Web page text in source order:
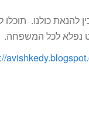
להנאת כולנו. תוכלו
נפלא לכל המשפחה.